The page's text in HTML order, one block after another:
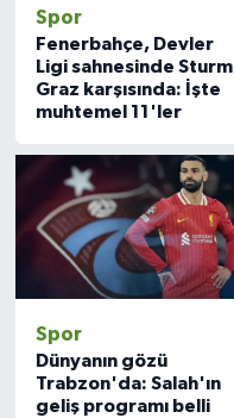
Spor
Fenerbahçe, Devler
Ligi sahnesinde Sturm
Graz karşısında: İşte
muhtemel 11'ler
Spor
Dünyanın gözü
Trabzon'da: Salah'ın
geliş programı belli